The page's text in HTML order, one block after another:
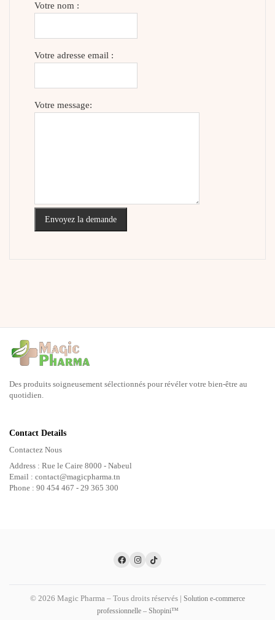
Votre nom :
Votre adresse email :
Votre message:
Envoyez la demande
Des produits soigneusement sélectionnés pour révéler votre bien-être au
quotidien.
Contact Details
Contactez Nous
Address : Rue le Caire 8000 - Nabeul
Email : contact@magicpharma.tn
Phone : 90 454 467 - 29 365 300
© 2026 Magic Pharma – Tous droits réservés | Solution e-commerce
professionnelle – Shopini™